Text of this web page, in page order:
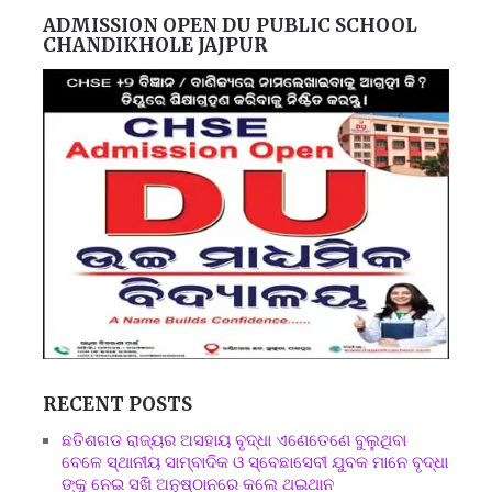
ADMISSION OPEN DU PUBLIC SCHOOL
CHANDIKHOLE JAJPUR
RECENT POSTS
ଛତିଶଗଡ ରାଜ୍ୟର ଅସହାୟ ବୃଦ୍ଧା ଏଣେତେଣେ ବୁଲୁଥିବା
ବେଳେ ସ୍ଥାନୀୟ ସାମ୍ବାଦିକ ଓ ସ୍ବେଛାସେବୀ ଯୁବକ ମାନେ ବୃଦ୍ଧା
ଙ୍କୁ ନେଇ ସଖି ଅନୁଷ୍ଠାନରେ କଲେ ଥଇଥାନ